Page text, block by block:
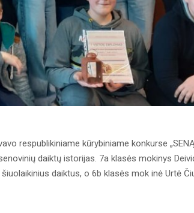
respublikiniame kūrybiniame konkurse
daiktų istorijas. 7a klasės mokinys
daiktus, o 6b klasės mok inė Urtė